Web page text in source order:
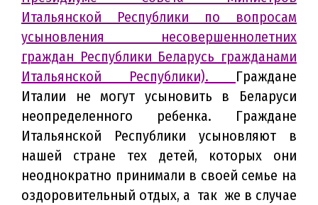
Итальянской Республики по вопросам
усыновления несовершеннолетних
граждан Республики Беларусь гражданами
Итальянской Республики). Граждане
Италии не могут усыновить в Беларуси
неопределенного ребенка. Граждане
Итальянской Республики усыновляют в
нашей стране тех детей, которых они
неоднократно принимали в своей семье на
оздоровительный отдых, а так же в случае